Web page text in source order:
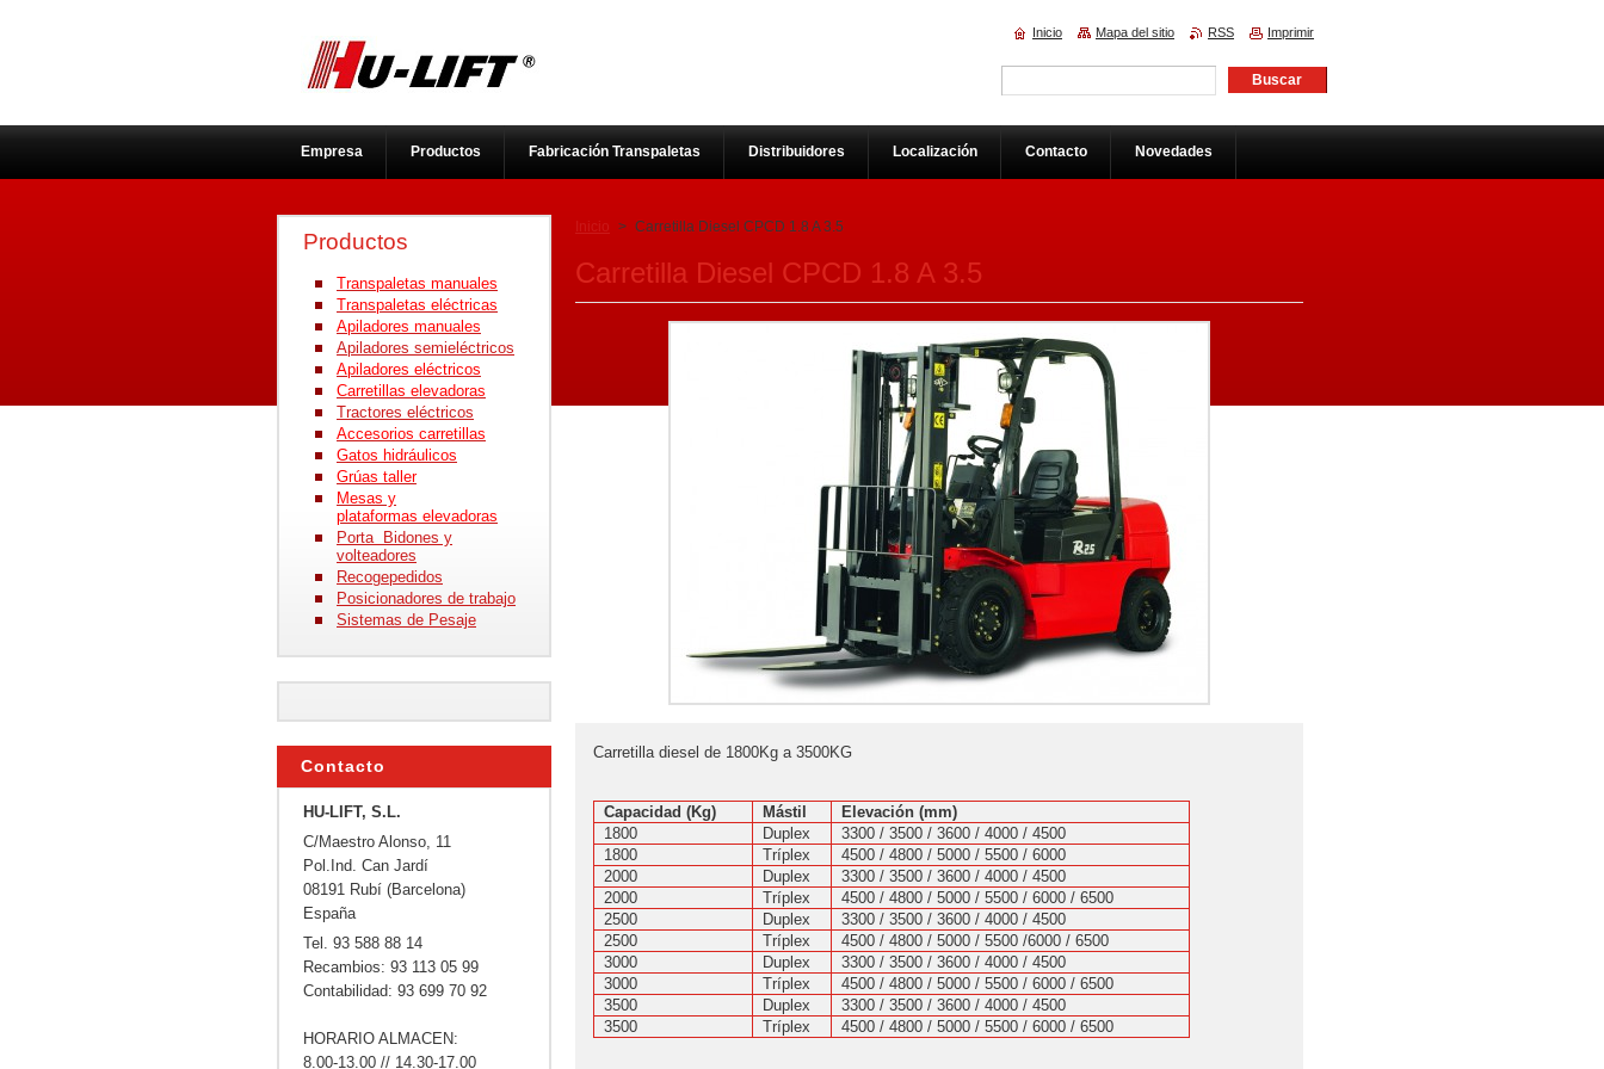
Inicio > Carretilla Diesel CPCD 1.8 A 3.5
Carretilla Diesel CPCD 1.8 A 3.5
Carretilla diesel de 1800Kg a 3500KG
Capacidad (Kg) Mástil
Elevación (mm)
1800
Duplex
3300 / 3500 / 3600 / 4000 / 4500
1800
Tríplex
4500 / 4800 / 5000 / 5500 / 6000
2000
Duplex
3300 / 3500 / 3600 / 4000 / 4500
2000
Tríplex
4500 / 4800 / 5000 / 5500 / 6000 / 6500
2500
Duplex
3300 / 3500 / 3600 / 4000 / 4500
2500
Tríplex
4500 / 4800 / 5000 / 5500 /6000 / 6500
3000
Duplex
3300 / 3500 / 3600 / 4000 / 4500
3000
Tríplex
4500 / 4800 / 5000 / 5500 / 6000 / 6500
3500
Duplex
3300 / 3500 / 3600 / 4000 / 4500
3500
Tríplex 4500 / 4800 / 5000 / 5500 / 6000 / 6500
Productos
Transpaletas manuales
Transpaletas eléctricas
Apiladores manuales
Apiladores semieléctricos
Apiladores eléctricos
Carretillas elevadoras
Tractores eléctricos
Accesorios carretillas
Gatos hidráulicos
Grúas taller
Mesas y
plataformas elevadoras
Porta Bidones y
volteadores
Recogepedidos
Posicionadores de trabajo
Sistemas de Pesaje
Contacto
HU-LIFT, S.L.
C/Maestro Alonso, 11
Pol.Ind. Can Jardí
08191 Rubí (Barcelona)
España
Tel. 93 588 88 14
Recambios: 93 113 05 99
Contabilidad: 93 699 70 92
HORARIO ALMACEN:
8.00-13.00 // 14.30-17.00
Empresa Productos Fabricación Transpaletas Distribuidores Localización Contacto Novedades
Inicio Mapa del sitio RSS Imprimir